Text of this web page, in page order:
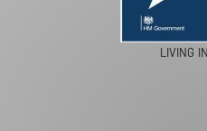
LIVING